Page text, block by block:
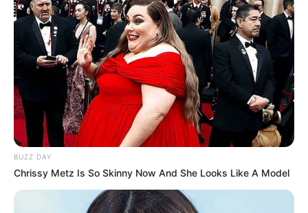
eksperta w dziedziniekinezyki, który zostaje poproszony o
pomoc w schwytaniu niebezpiecznego szaleńca, Horsta
Zeigera (w tej roli Krystian Pesta). W drugim sezonie
Więckiewicz powróci jako główny bohater. Aktualnie
widzowie czekają nadrugi sezon „Behawiorysty
, który
powinien pojawić się latem lub jesienią tego roku.
Inwestorzy amatorzy”, czyli film o aferze
giełdowej GameStop na HBO Max
BUZZ DAY
Chrissy Metz Is So Skinny Now And She Looks Like A Model